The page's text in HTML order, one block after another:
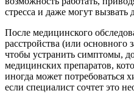
стресса и даже могут вызвать
После медицинского
расстройства (или основного
чтобы устранить симптомы,
медицинских препаратов,
иногда может потребоваться
если специалист сочтет это